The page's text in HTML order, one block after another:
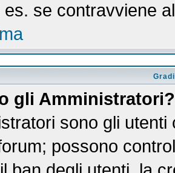
es. se contravviene
gli Amministratori?
sono gli
possono